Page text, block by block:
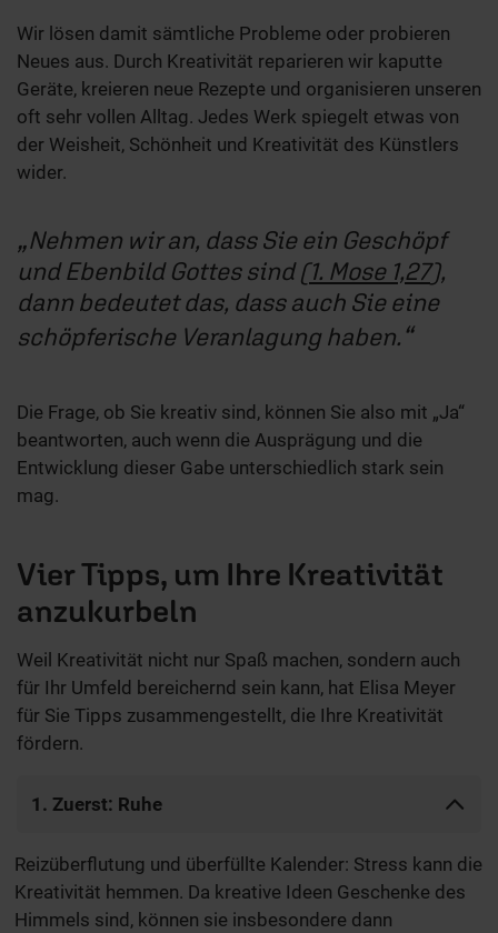
Wir lösen damit sämtliche Probleme oder probieren
Neues aus. Durch Kreativität reparieren wir kaputte
Geräte, kreieren neue Rezepte und organisieren unseren
oft sehr vollen Alltag. Jedes Werk spiegelt etwas von
der Weisheit, Schönheit und Kreativität des Künstlers
wider.
Nehmen wir an, dass Sie ein Geschöpf
und Ebenbild Gottes sind (1. Mose 1,27),
dann bedeutet das, dass auch Sie eine
schöpferische Veranlagung haben.
Die Frage, ob Sie kreativ sind, können Sie also mit „Ja“
beantworten, auch wenn die Ausprägung und die
Entwicklung dieser Gabe unterschiedlich stark sein
mag.
Vier Tipps, um Ihre Kreativität
anzukurbeln
Weil Kreativität nicht nur Spaß machen, sondern auch
für Ihr Umfeld bereichernd sein kann, hat Elisa Meyer
für Sie Tipps zusammengestellt, die Ihre Kreativität
fördern.
1. Zuerst: Ruhe
Reizüberflutung und überfüllte Kalender: Stress kann die
Kreativität hemmen. Da kreative Ideen Geschenke des
Himmels sind, können sie insbesondere dann